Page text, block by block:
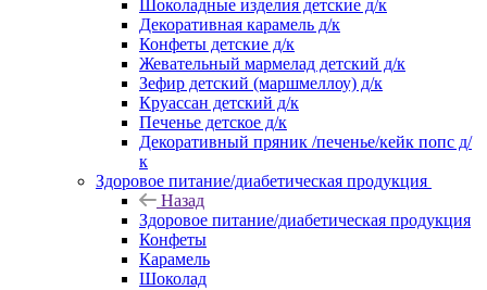
Шоколадные изделия детские д/к
Декоративная карамель д/к
Конфеты детские д/к
Жевательный мармелад детский д/к
Зефир детский (маршмеллоу) д/к
Круассан детский д/к
Печенье детское д/к
Декоративный пряник /печенье/кейк попс д/
к
Здоровое питание/диабетическая продукция
Назад
Здоровое питание/диабетическая продукция
Конфеты
Карамель
Шоколад